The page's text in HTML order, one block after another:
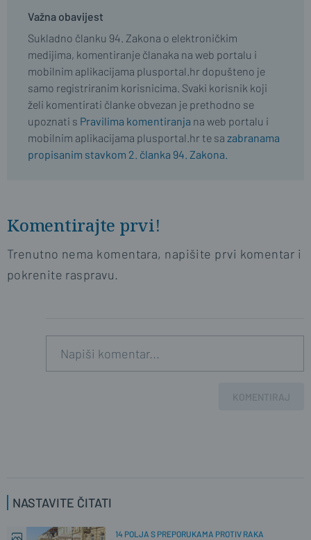
Važna obavijest
Sukladno članku 94. Zakona o elektroničkim
medijima, komentiranje članaka na web portalu i
mobilnim aplikacijama plusportal.hr dopušteno je
samo registriranim korisnicima. Svaki korisnik koji
želi komentirati članke obvezan je prethodno se
upoznati s Pravilima komentiranja na web portalu i
mobilnim aplikacijama plusportal.hr te sa zabranama
propisanim stavkom 2. članka 94. Zakona.
Komentirajte prvi!
Trenutno nema komentara, napišite prvi komentar i
pokrenite raspravu.
KOMENTIRAJ
NASTAVITE ČITATI
14 POLJA S PREPORUKAMA PROTIV RAKA